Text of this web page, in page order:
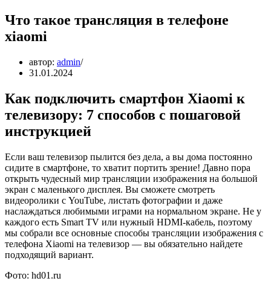
Что такое трансляция в телефоне
xiaomi
автор: admin
31.01.2024
Как подключить смартфон Xiaomi к
телевизору: 7 способов с пошаговой
инструкцией
Если ваш телевизор пылится без дела, а вы дома постоянно
сидите в смартфоне, то хватит портить зрение! Давно пора
открыть чудесный мир трансляции изображения на большой
экран с маленького дисплея. Вы сможете смотреть
видеоролики с YouTube, листать фотографии и даже
наслаждаться любимыми играми на нормальном экране. Не у
каждого есть Smart TV или нужный HDMI-кабель, поэтому
мы собрали все основные способы трансляции изображения с
телефона Xiaomi на телевизор — вы обязательно найдете
подходящий вариант.
Фото: hd01.ru